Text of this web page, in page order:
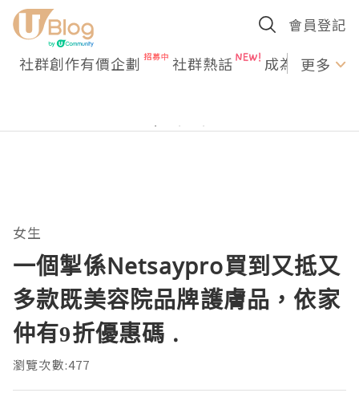
會員登記
社群創作有價企劃 社群熱話 成為U更多
女生
一個掣係Netsaypro買到又抵又
多款既美容院品牌護膚品，依家
仲有9折優惠碼 .
瀏覽次數:477